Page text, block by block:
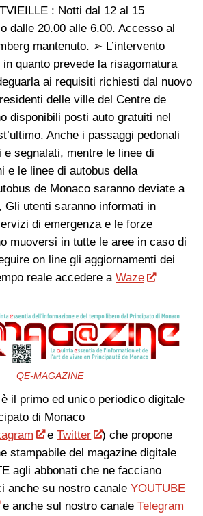
: Notti dal 12 al 15
dalle 20.00 alle 6.00. Accesso al
mantenuto. ➢ L’intervento
quanto prevede la risagomatura
ai requisiti richiesti dal nuovo
delle ville del Centre de
disponibili posti auto gratuiti nel
Anche i passaggi pedonali
e segnalati, mentre le linee di
e le linee di autobus della
de Monaco saranno deviate a
Gli utenti saranno informati in
di emergenza e le forze
muoversi in tutte le aree in caso di
on line gli aggiornamenti dei
reale accedere a Waze
QE-MAGAZINE
il primo ed unico periodico digitale
di Monaco
eTwitter
) che propone
stampabile del magazine digitale
agli abbonati che ne facciano
anche su nostro canale YOUTUBE
anche sul nostro canale Telegram